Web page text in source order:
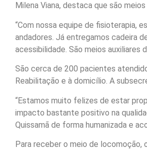
Milena Viana, destaca que são
“Com nossa equipe de fisioterapia,
andadores. Já entregamos cadeira
acessibilidade. São meios auxiliares
São cerca de 200 pacientes
Reabilitação e à domicílio. A
“Estamos muito felizes de estar
impacto bastante positivo na
Quissamã de forma humanizada e
Para receber o meio de locomoção,